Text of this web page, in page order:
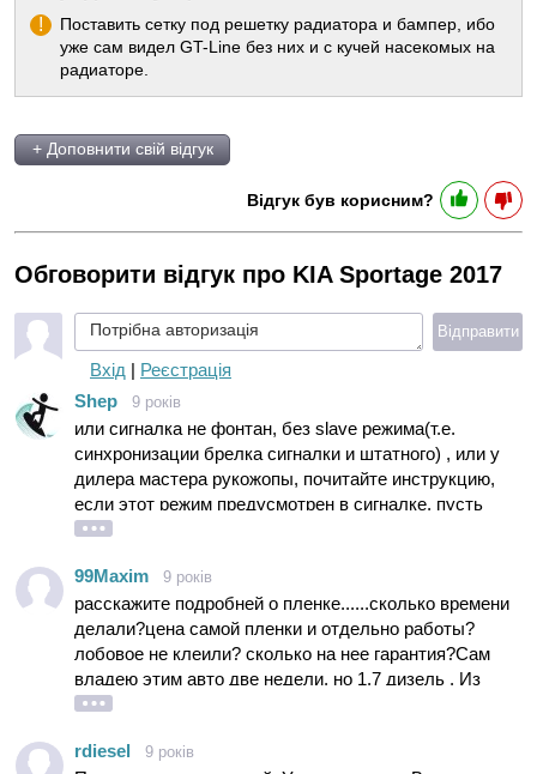
Поставить сетку под решетку радиатора и бампер, ибо
уже сам видел GT-Line без них и с кучей насекомых на
радиаторе.
+ Доповнити свій відгук
Відгук був корисним?
Обговорити відгук про KIA Sportage 2017
Потрібна авторизація
Вхід | Реєстрація
Відправити
Shep 9 років
или сигналка не фонтан, без slave режима(т.е.
синхронизации брелка сигналки и штатного) , или у
дилера мастера рукожопы, почитайте инструкцию,
если этот режим предусмотрен в сигналке, пусть
исправляют, а то 2 брелка клацать вообще не
услуги
99Maxim 9 років
расскажите подробней о пленке......сколько времени
делали?цена самой пленки и отдельно работы?
лобовое не клеили? сколько на нее гарантия?Сам
владею этим авто две недели, но 1.7 дизель . Из
допов ни чего не ставил кроме дотяжкистекол.
Машинка---класс. Хочется ее сберечь(ве советовали
rdiesel 9 років